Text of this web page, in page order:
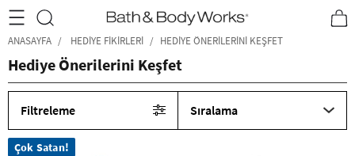
•2200₺ ve Üzeri Kargo Ücretsiz!• *Promosyon Detayları
ANASAYFA HEDIYE FIKIRLERI HEDIYE ÖNERILERINI KEŞFET
Hediye Önerilerini Keşfet
Filtreleme Sıralama
Çok Satan!